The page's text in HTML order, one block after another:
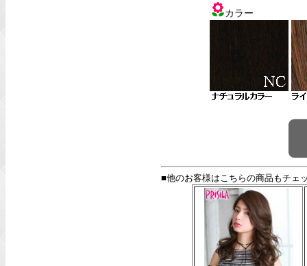
カラー
■他のお客様はこちらの商品もチェ